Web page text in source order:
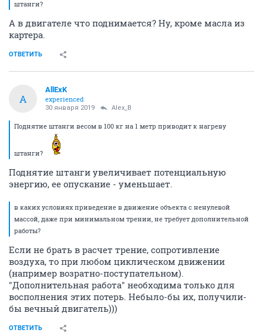
штанги?
А в двигателе что поднимается? Ну, кроме масла из
картера.
ОТВЕТИТЬ
A
AllExK
experienced
30 января 2019 Alex_B
Поднятие штанги весом в 100 кг на 1 метр приводит к нагреву
штанги?
Поднятие штанги увеличивает потенциальную
энергию, ее опускание - уменьшает.
в каких условиях приведение в движение объекта с ненулевой
массой, даже при минимальном трении, не требует дополнительной
работы?
Если не брать в расчет трение, сопротивление
воздуха, то при любом циклическом движении
(например возратно-поступательном).
"Дополнительная работа" необходима только для
восполнения этих потерь. Небыло-бы их, получили-
бы вечный двигатель)))
ОТВЕТИТЬ